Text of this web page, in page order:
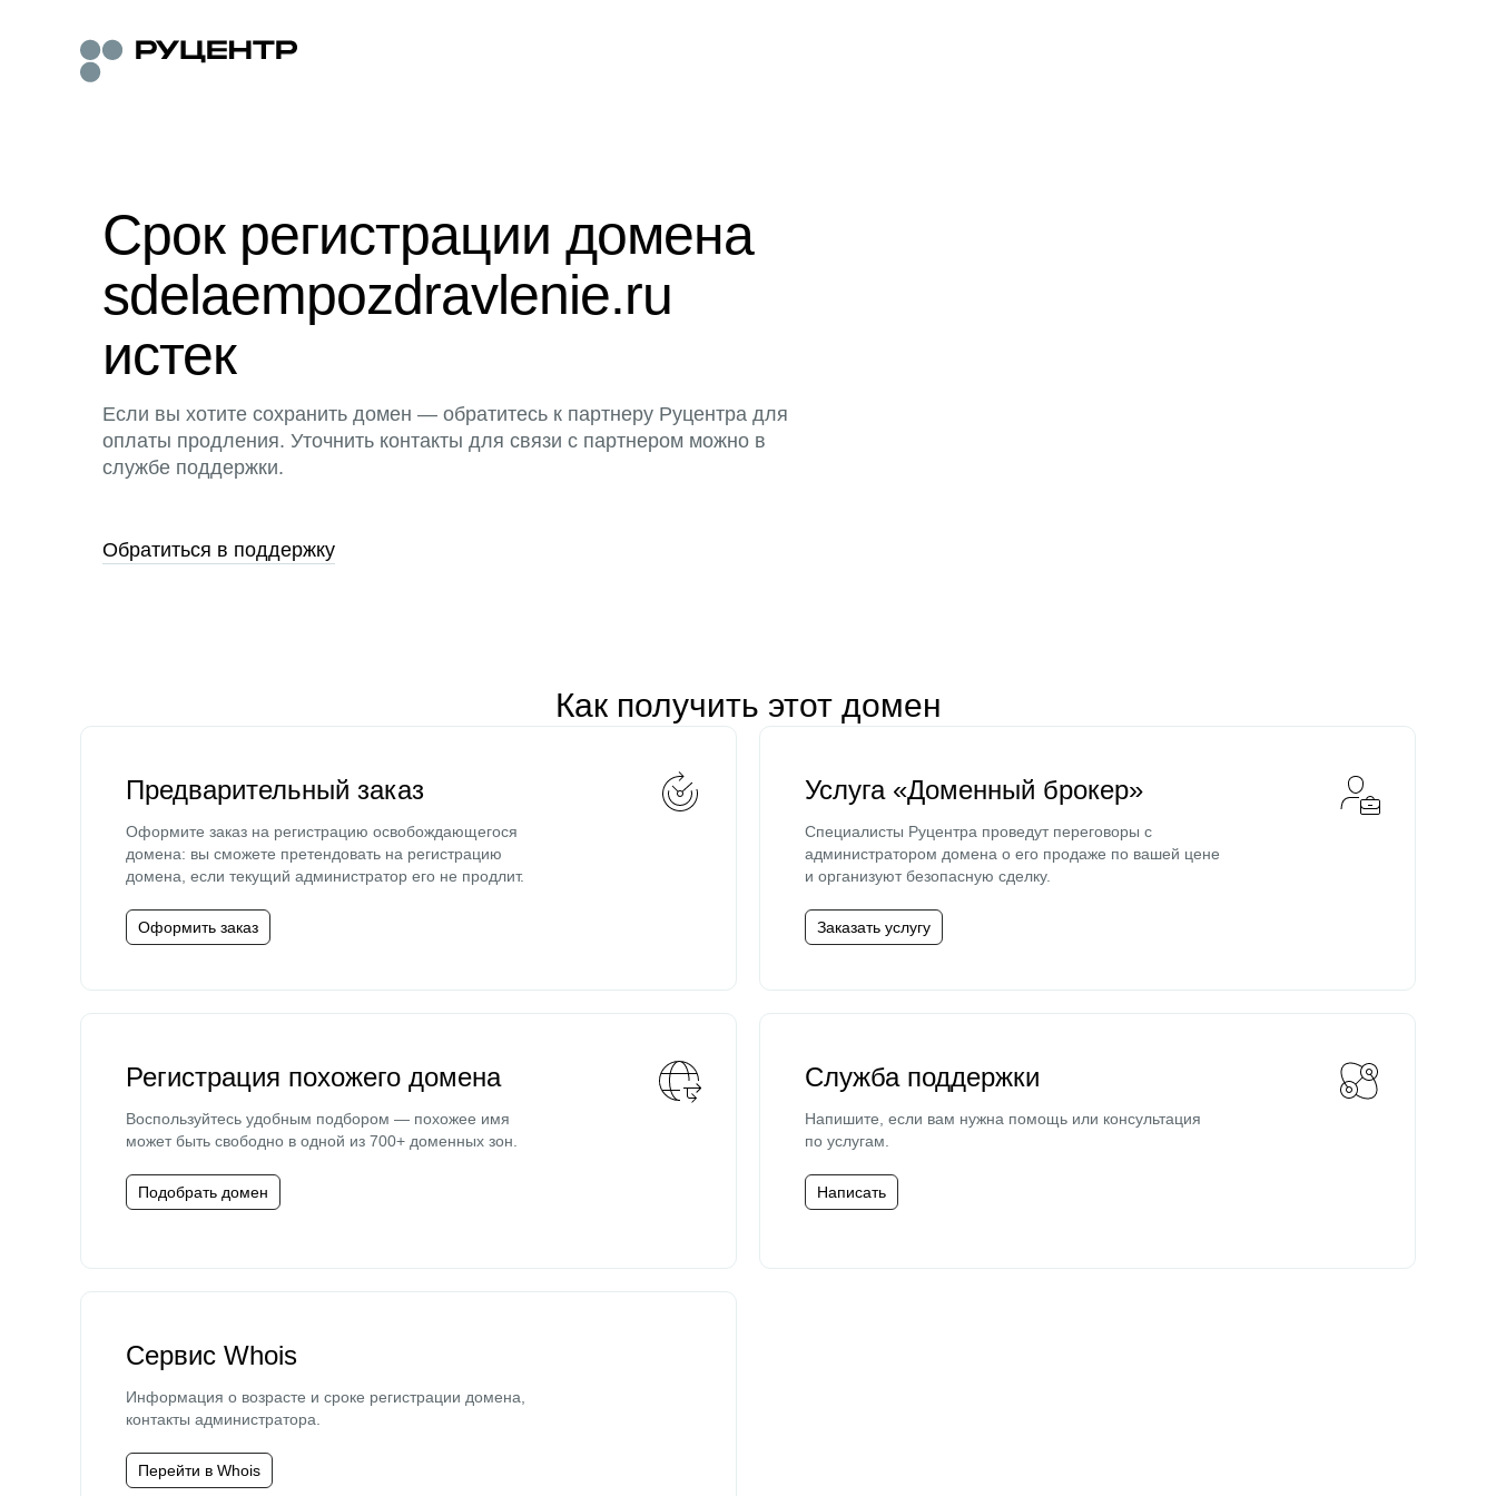
Срок регистрации домена
sdelaempozdravlenie.ru
истек
Если вы хотите сохранить домен — обратитесь к партнеру Руцентра для
оплаты продления. Уточнить контакты для связи с партнером можно в
службе поддержки.
Обратиться в поддержку
Как получить этот домен
Предварительный заказ
Оформите заказ на регистрацию освобождающегося
домена: вы сможете претендовать на регистрацию
домена, если текущий администратор его не продлит.
Оформить заказ
Услуга «Доменный брокер»
Специалисты Руцентра проведут переговоры с
администратором домена о его продаже по вашей цене
и организуют безопасную сделку.
Заказать услугу
Регистрация похожего домена
Воспользуйтесь удобным подбором — похожее имя
может быть свободно в одной из 700+ доменных зон.
Подобрать домен
Служба поддержки
Напишите, если вам нужна помощь или консультация
по услугам.
Написать
Сервис Whois
Информация о возрасте и сроке регистрации домена,
контакты администратора.
Перейти в Whois